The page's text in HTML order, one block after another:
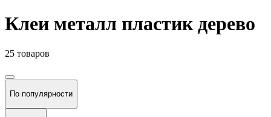
Клеи металл пластик дерево
25 товаров
По популярности